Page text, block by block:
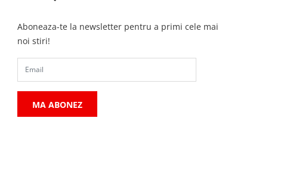
Aboneaza-te la newsletter pentru a primi cele mai
noi stiri!
MA ABONEZ